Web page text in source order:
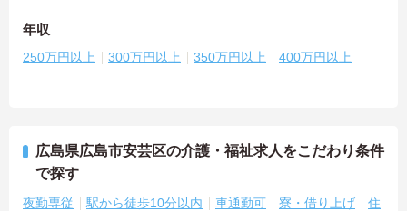
年収
250万円以上 300万円以上 350万円以上 400万円以上
広島県広島市安芸区の介護・福祉求人をこだわり条件
で探す
夜勤専従 駅から徒歩10分以内 車通勤可 寮・借り上げ
住